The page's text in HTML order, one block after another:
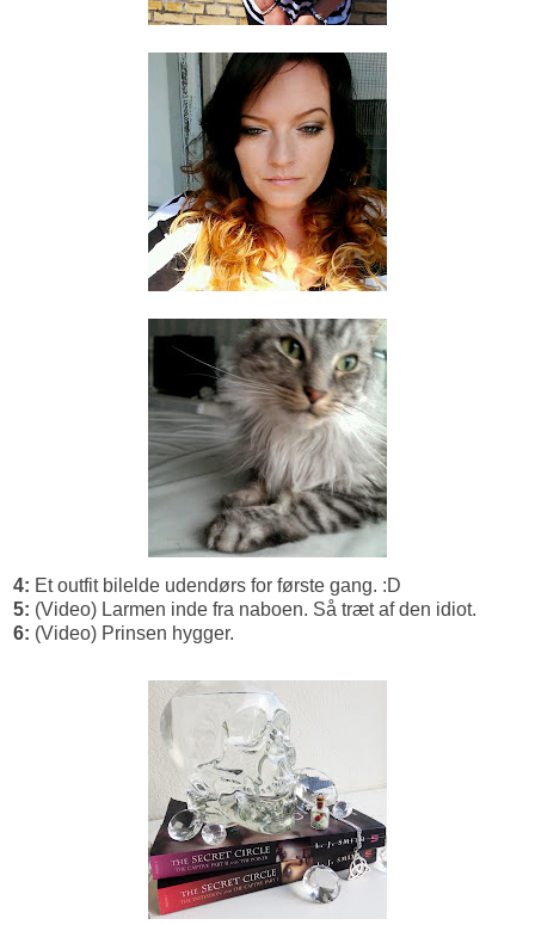
4: Et outfit bilelde udendørs for første gang. :D
5: (Video) Larmen inde fra naboen. Så træt af den idiot.
6: (Video) Prinsen hygger.